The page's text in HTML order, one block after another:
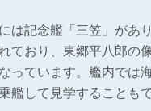
は記念艦「三笠」があ
ており、東郷平八郎の
っています。艦内では
艦して見学することも